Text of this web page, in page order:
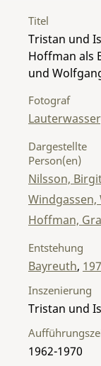
Titel
Tristan und
Hoffman als
und
Fotograf
Dargestellte
Person(en)
Nilsson,
Hoffman,
Entstehung
Bayreuth,
Inszenierung
Tristan und
1962-1970